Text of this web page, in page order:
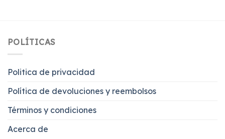
POLÍTICAS
Politica de privacidad
Política de devoluciones y reembolsos
Términos y condiciones
Acerca de